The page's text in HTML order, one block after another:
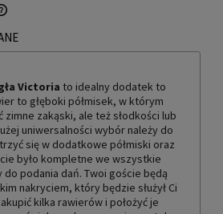
KOSZTÓW PŁATNOŚCI
Victoria to idealny dodatek to
to głęboki półmisek, w którym
zakąski, ale też słodkości lub
uniwersalności wybór należy do
się w dodatkowe półmiski oraz
było kompletne we wszystkie
podania dań. Twoi goście będą
nakryciem, który będzie służył Ci
kilka rawierów i położyć je